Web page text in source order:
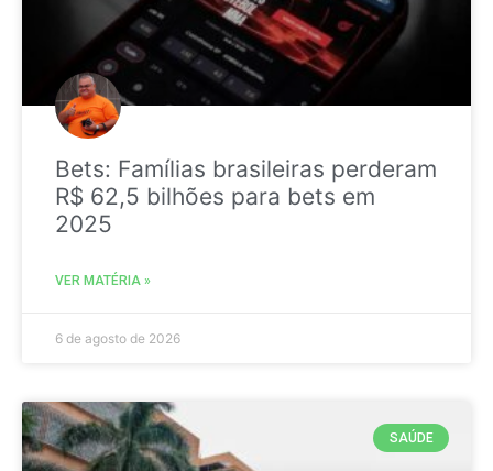
Bets: Famílias brasileiras perderam
R$ 62,5 bilhões para bets em
2025
VER MATÉRIA »
6 de agosto de 2026
SAÚDE